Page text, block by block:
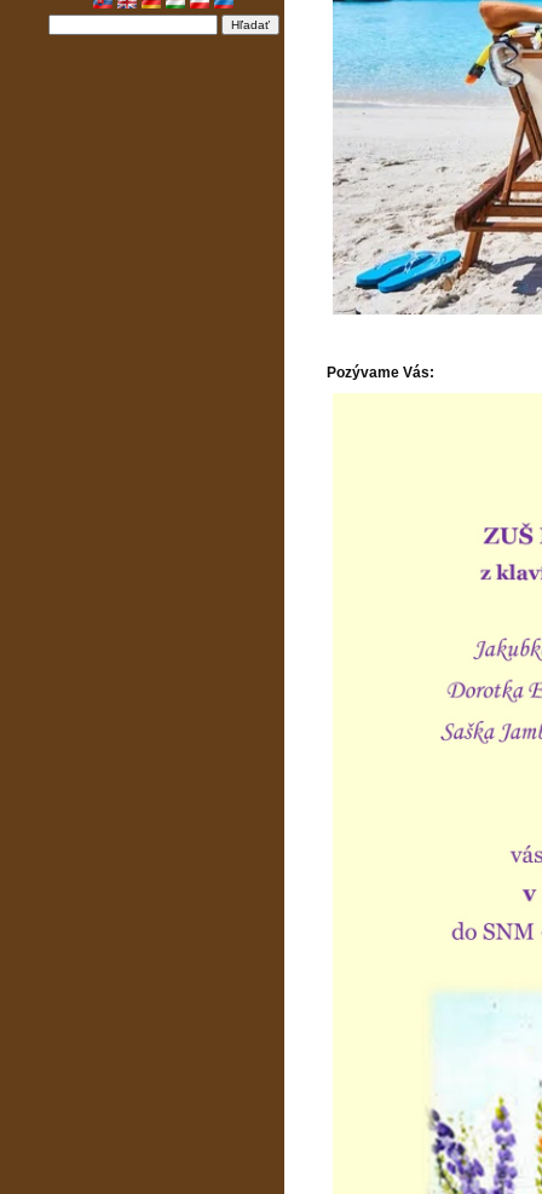
Pozývame Vás: